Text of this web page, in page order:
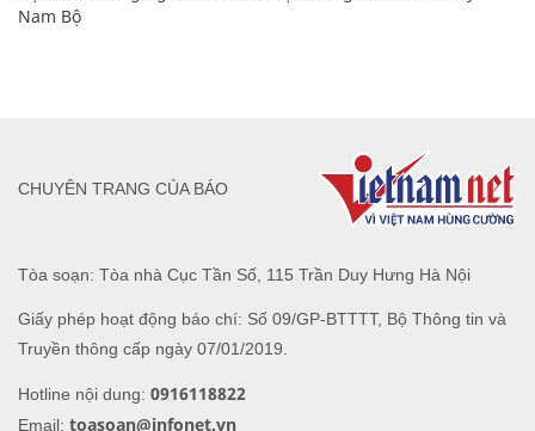
Nam Bộ
Tòa soạn: Tòa nhà Cục Tần Số, 115 Trần Duy Hưng Hà Nội
Giấy phép hoạt động báo chí: Số 09/GP-BTTTT, Bộ Thông tin và
Truyền thông cấp ngày 07/01/2019.
Hotline nội dung: 0916118822
Email: toasoan@infonet.vn
CHUYÊN TRANG CỦA BÁO